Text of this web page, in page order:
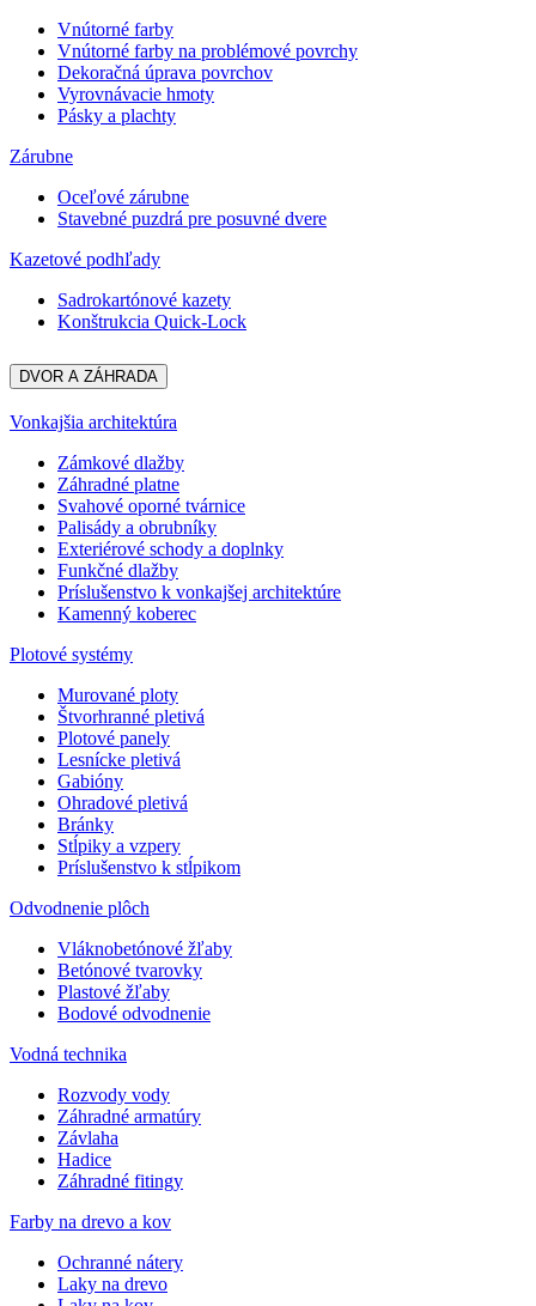
Vnútorné farby
Vnútorné farby na problémové povrchy
Dekoračná úprava povrchov
Vyrovnávacie hmoty
Pásky a plachty
Zárubne
Oceľové zárubne
Stavebné puzdrá pre posuvné dvere
Kazetové podhľady
Sadrokartónové kazety
Konštrukcia Quick-Lock
DVOR A ZÁHRADA
Vonkajšia architektúra
Zámkové dlažby
Záhradné platne
Svahové oporné tvárnice
Palisády a obrubníky
Exteriérové schody a doplnky
Funkčné dlažby
Príslušenstvo k vonkajšej architektúre
Kamenný koberec
Plotové systémy
Murované ploty
Štvorhranné pletivá
Plotové panely
Lesnícke pletivá
Gabióny
Ohradové pletivá
Bránky
Stĺpiky a vzpery
Príslušenstvo k stĺpikom
Odvodnenie plôch
Vláknobetónové žľaby
Betónové tvarovky
Plastové žľaby
Bodové odvodnenie
Vodná technika
Rozvody vody
Záhradné armatúry
Závlaha
Hadice
Záhradné fitingy
Farby na drevo a kov
Ochranné nátery
Laky na drevo